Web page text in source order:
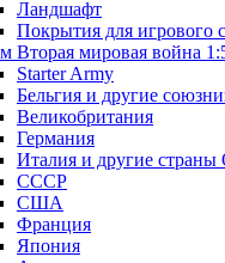
Ландшафт
Покрытия для игрового
Вторая мировая война
Starter Army
Бельгия и другие
Великобритания
Германия
Италия и другие страны
СССР
США
Франция
Япония